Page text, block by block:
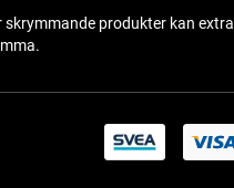
produkter kan extra